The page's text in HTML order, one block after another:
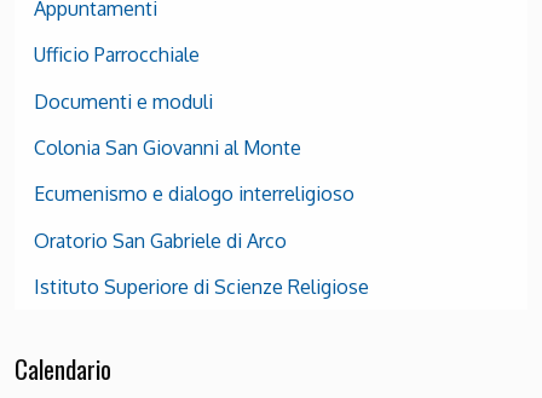
Appuntamenti
Ufficio Parrocchiale
Documenti e moduli
Colonia San Giovanni al Monte
Ecumenismo e dialogo interreligioso
Oratorio San Gabriele di Arco
Istituto Superiore di Scienze Religiose
Calendario